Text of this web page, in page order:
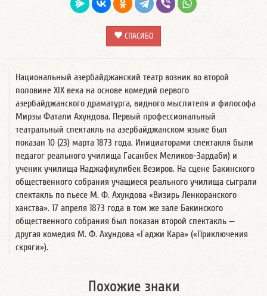
СПАСИБО
Национальный азербайджанский театр возник во второй
половине XIX века на основе комедий первого
азербайджанского драматурга, видного мыслителя и философа
Мирзы Фатали Ахундова. Первый профессиональный
театральный спектакль на азербайджанском языке был
показан 10 (23) марта 1873 года. Инициаторами спектакля были
педагог реального училища Гасанбек Меликов-Зардаби) и
ученик училища Наджафкулибек Везиров. На сцене Бакинского
общественного собрания учащиеся реального училища сыграли
спектакль по пьесе М. Ф. Ахундова «Визирь Ленкоранского
ханства». 17 апреля 1873 года в том же зале Бакинского
общественного собрания был показан второй спектакль —
другая комедия М. Ф. Ахундова «Гаджи Кара» («Приключения
скряги»).
Похожие знаки